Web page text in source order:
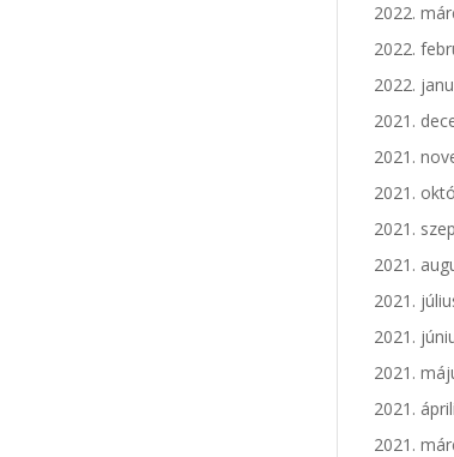
2022.
2022.
2022.
2021.
2021.
2021.
2021.
2021.
2021.
2021.
2021.
2021.
2021.